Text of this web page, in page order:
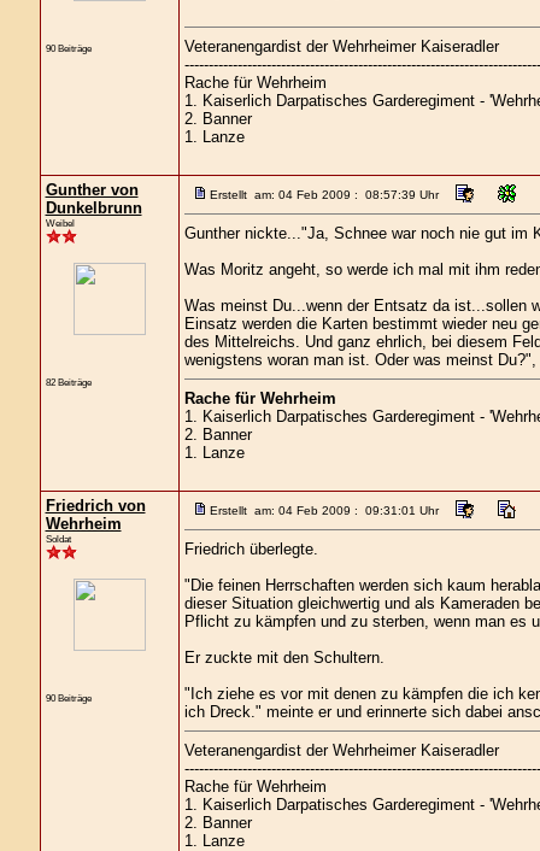
90 Beiträge
Veteranengardist der Wehrheimer Kaiseradler
Rache für Wehrheim
1. Kaiserlich Darpatisches Garderegiment -
2. Banner
1. Lanze
Gunther von
Dunkelbrunn
Weibel
82 Beiträge
Erstellt am: 04 Feb 2009 : 08:57:39 Uhr
Gunther nickte..."Ja, Schnee war noch nie gut im
Was Moritz angeht, so werde ich mal mit ihm
Was meinst Du...wenn der Entsatz da ist...sollen
Einsatz werden die Karten bestimmt wieder neu
des Mittelreichs. Und ganz ehrlich, bei diesem
wenigstens woran man ist. Oder was meinst
Rache für Wehrheim
1. Kaiserlich Darpatisches Garderegiment -
2. Banner
1. Lanze
Friedrich von
Wehrheim
Soldat
90 Beiträge
Erstellt am: 04 Feb 2009 : 09:31:01 Uhr
Friedrich überlegte.
"Die feinen Herrschaften werden sich kaum
dieser Situation gleichwertig und als Kameraden
Pflicht zu kämpfen und zu sterben, wenn man es
Er zuckte mit den Schultern.
"Ich ziehe es vor mit denen zu kämpfen die ich
ich Dreck." meinte er und erinnerte sich dabei
Veteranengardist der Wehrheimer Kaiseradler
Rache für Wehrheim
1. Kaiserlich Darpatisches Garderegiment -
2. Banner
1. Lanze